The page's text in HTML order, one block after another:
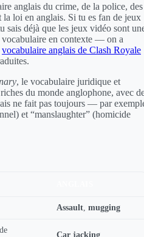
anglais du crime, de la police, des
loi en anglais. Si tu es fan de jeux
sais déjà que les jeux vidéo sont
vocabulaire en contexte — on a
vocabulaire anglais de Clash Royale
, le vocabulaire juridique et
du monde anglophone, avec
ne fait pas toujours — par
et “manslaughter” (homicide
Assault mugging
Car jacking